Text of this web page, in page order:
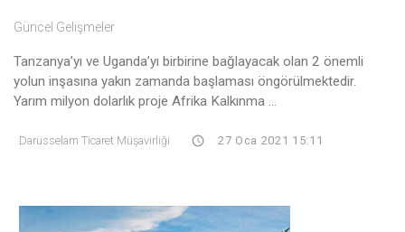
Güncel Gelişmeler
Tanzanya’yı ve Uganda’yı birbirine bağlayacak olan 2 önemli
yolun inşasına yakın zamanda başlaması öngörülmektedir.
Yarım milyon dolarlık proje Afrika Kalkınma ...
Darüsselam Ticaret Müşavirliği 27 Oca 2021 15:11